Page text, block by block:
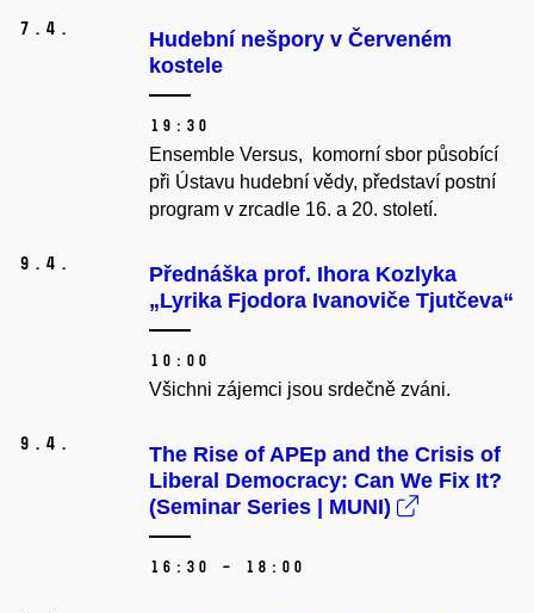
7. 4.
Hudební nešpory v Červeném
kostele
19:30
Ensemble Versus, komorní sbor působící
při Ústavu hudební vědy, představí postní
program v zrcadle 16. a 20. století.
9. 4.
Přednáška prof. Ihora Kozlyka
„Lyrika Fjodora Ivanoviče Tjutčeva“
10:00
Všichni zájemci jsou srdečně zváni.
9. 4.
The Rise of APEp and the Crisis of
Liberal Democracy: Can We Fix It?
(Seminar Series | MUNI)
16:30 – 18:00